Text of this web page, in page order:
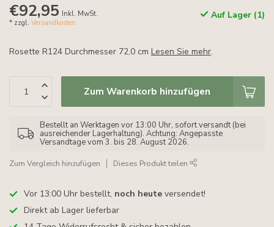
€92,95 Inkl. MwSt.
* zzgl. Versandkosten
Auf Lager (1)
Rosette R124 Durchmesser 72,0 cm Lesen Sie mehr.
Zum Warenkorb hinzufügen
Bestellt an Werktagen vor 13:00 Uhr, sofort versandt (bei
ausreichender Lagerhaltung). Achtung: Angepasste
Versandtage vom 3. bis 28. August 2026.
Zum Vergleich hinzufügen Dieses Produkt teilen
Vor 13:00 Uhr bestellt, noch heute versendet!
Direkt ab Lager lieferbar